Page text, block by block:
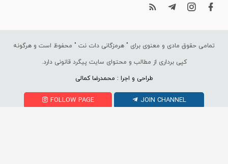
تمامی حقوق مادی و معنوی برای " هرمزگانی دات نت " محفوظ است و هرگونه
کپی برداری از مطالب و محتوای سایت پیگرد قانونی دارد.
طراحی و اجرا : محمدرضا کمالی
FOLLOW PAGE JOIN CHANNEL